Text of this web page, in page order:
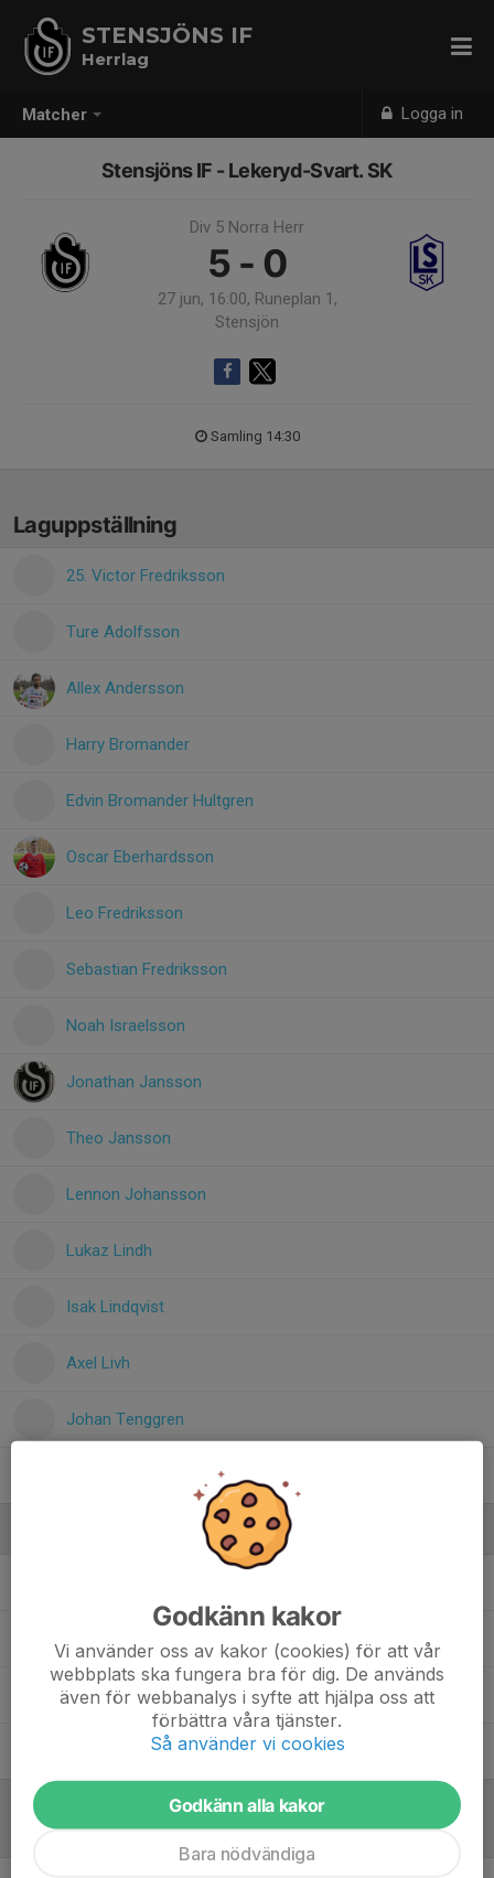
Matcher Logga in
STENSJÖNS IF
Herrlag
Stensjöns IF - Lekeryd-Svart. SK
Div 5 Norra Herr
5 - 0
27 jun, 16:00, Runeplan 1,
Stensjön
Samling 14:30
Laguppställning
25. Victor Fredriksson
Ture Adolfsson
Allex Andersson
Harry Bromander
Edvin Bromander Hultgren
Oscar Eberhardsson
Leo Fredriksson
Sebastian Fredriksson
Noah Israelsson
Jonathan Jansson
Theo Jansson
Lennon Johansson
Lukaz Lindh
Isak Lindqvist
Axel Livh
Johan Tenggren
Bojan KakasHuvudtränare
Thomas Lindh Assisterande tränare
Referat
Godkänn kakor
Vi använder oss av kakor (cookies) för att vår
webbplats ska fungera bra för dig. De används
även för webbanalys i syfte att hjälpa oss att
förbättra våra tjänster.
Så använder vi cookies
Godkänn alla kakor
Bara nödvändiga